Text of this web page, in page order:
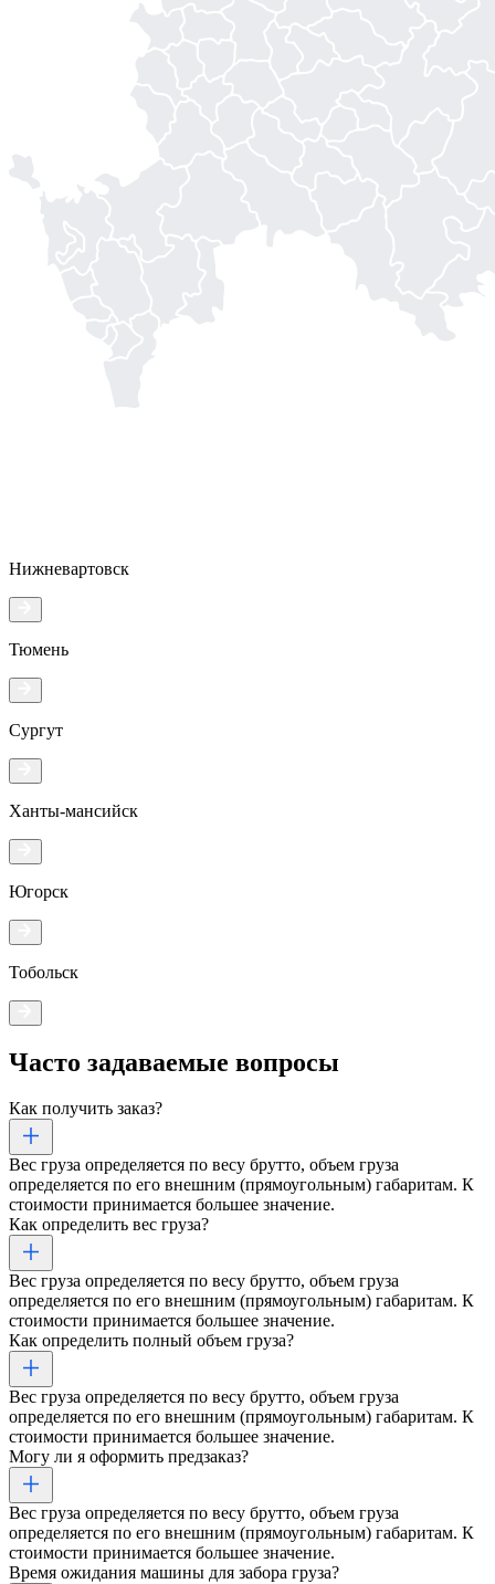
Нижневартовск
Тюмень
Сургут
Ханты-мансийск
Югорск
Тобольск
Часто задаваемые вопросы
Как получить заказ?
Вес груза определяется по весу брутто, объем груза
определяется по его внешним (прямоугольным) габаритам. К
стоимости принимается большее значение.
Как определить вес груза?
Вес груза определяется по весу брутто, объем груза
определяется по его внешним (прямоугольным) габаритам. К
стоимости принимается большее значение.
Как определить полный объем груза?
Вес груза определяется по весу брутто, объем груза
определяется по его внешним (прямоугольным) габаритам. К
стоимости принимается большее значение.
Могу ли я оформить предзаказ?
Вес груза определяется по весу брутто, объем груза
определяется по его внешним (прямоугольным) габаритам. К
стоимости принимается большее значение.
Время ожидания машины для забора груза?